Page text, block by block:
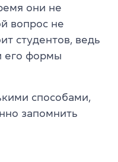
они не
вопрос не
студентов, ведь
его формы
способами,
запомнить